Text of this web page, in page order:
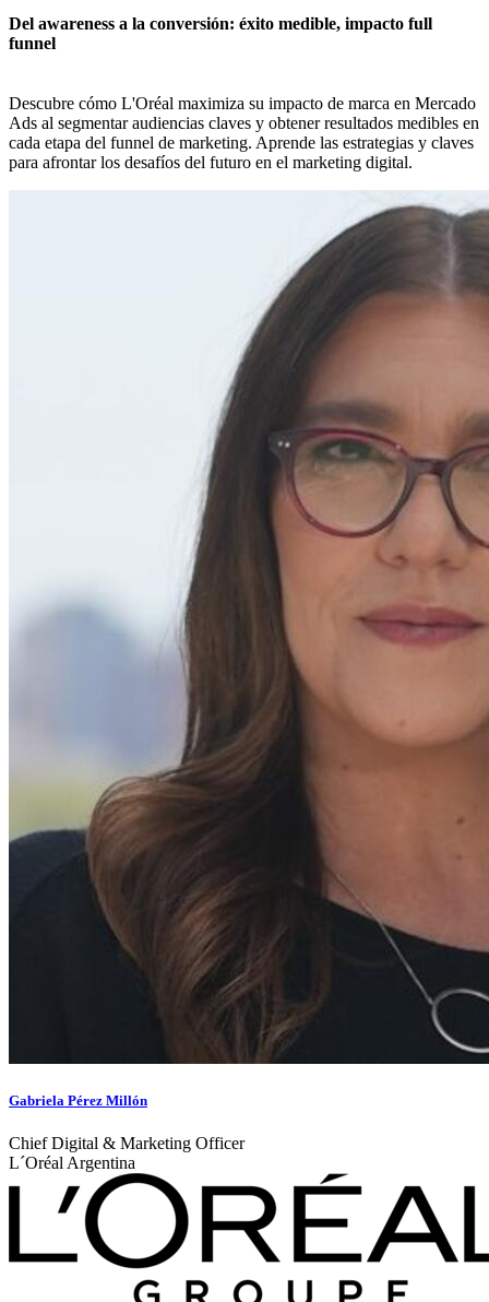
Del awareness a la conversión: éxito medible, impacto full
funnel
Descubre cómo L'Oréal maximiza su impacto de marca en Mercado
Ads al segmentar audiencias claves y obtener resultados medibles en
cada etapa del funnel de marketing. Aprende las estrategias y claves
para afrontar los desafíos del futuro en el marketing digital.
Gabriela Pérez Millón
Chief Digital & Marketing Officer
L´Oréal Argentina